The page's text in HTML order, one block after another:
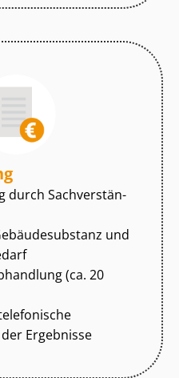
durch Sach­ver­stän­
und
(ca. 20
Ergebnisse